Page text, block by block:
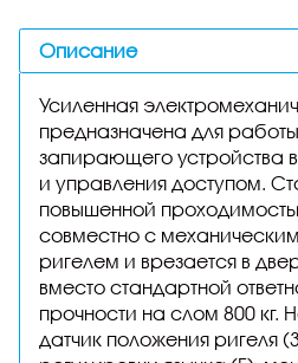
Описание
Усиленная
предназначена для
запирающего устройства
и управления доступом.
повышенной
совместно с
ригелем и врезается в
вместо стандартной
прочности на слом 800 кг.
датчик положения ригеля